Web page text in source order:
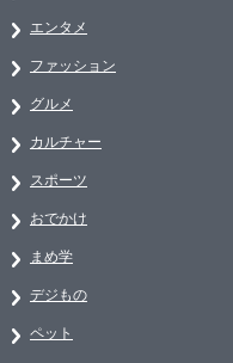
エンタメ
ファッション
グルメ
カルチャー
スポーツ
おでかけ
まめ学
デジもの
ペット